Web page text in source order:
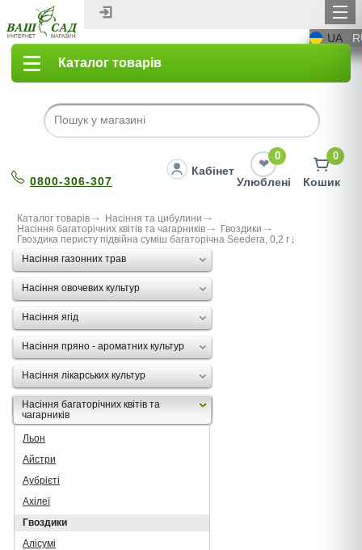
UA
Каталог товарів
0800-306-307
Кабінет
0
Улюблені
0
Кошик
Каталог товарів
Насіння та цибулини
Насіння багаторічних квітів та чагарників
Гвоздики
Гвоздика перисту підвійна суміш багаторічна Seedera, 0,2 г
Насіння газонних трав
Насіння овочевих культур
Насіння ягід
Насіння пряно - ароматних культур
Насіння лікарських культур
Насіння багаторічних квітів та
чагарників
Льон
Айстри
Аубрієті
Ахілеї
Гвоздики
Алісумі